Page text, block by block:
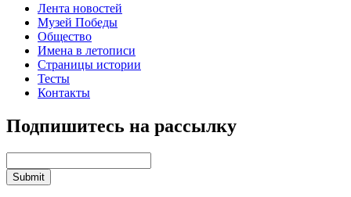
Лента новостей
Музей Победы
Общество
Имена в летописи
Страницы истории
Тесты
Контакты
Подпишитесь на рассылку